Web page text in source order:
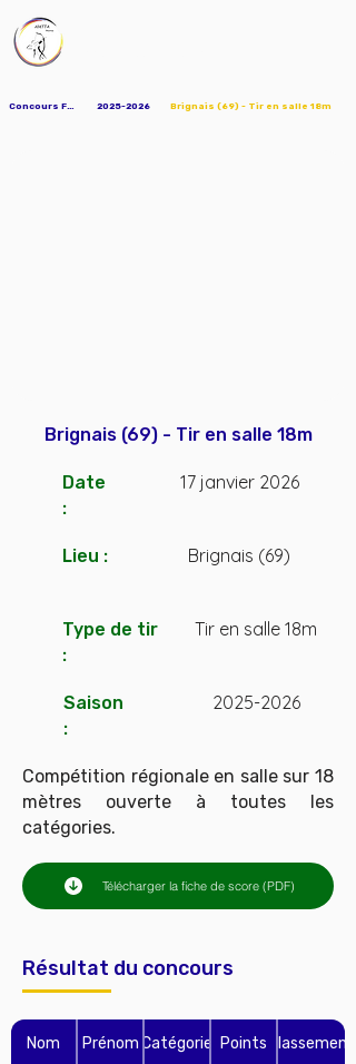
2025-2026 Brignais (69) - Tir en salle 18m
Brignais (69) - Tir en salle 18m
Date
:
Lieu :
17 janvier 2026
Brignais (69)
Type de tir
:
Saison
:
Tir en salle 18m
2025-2026
Compétition régionale en salle sur 18
mètres ouverte à toutes les
catégories.
Télécharger la fiche de score (PDF)
Résultat du concours
Nom Prénom Catégorie Points Classement